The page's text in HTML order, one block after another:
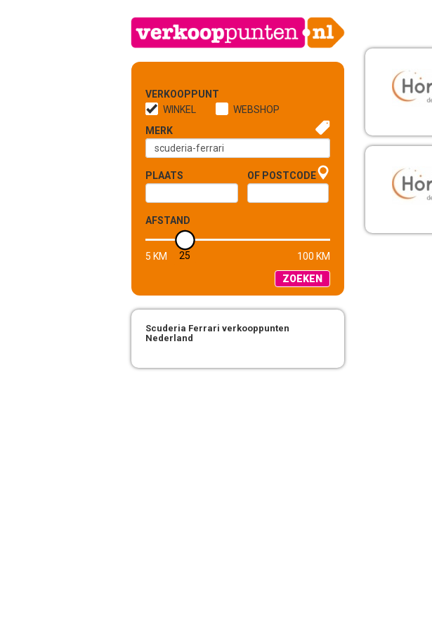
VERKOOPPUNT
WINKEL
WEBSHOP
MERK
PLAATS OF POSTCODE
AFSTAND
5 KM 25
100 KM
ZOEKEN
Scuderia Ferrari verkooppunten
Nederland